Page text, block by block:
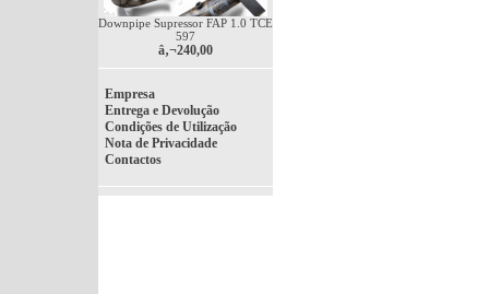
Downpipe Supressor FAP 1.0 TCE
597
â‚¬240,00
Empresa
Entrega e Devolução
Condições de Utilização
Nota de Privacidade
Contactos